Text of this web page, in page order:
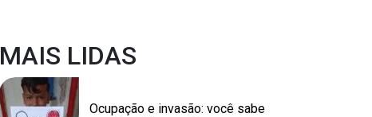
MAIS LIDAS
Ocupação e invasão: você sabe